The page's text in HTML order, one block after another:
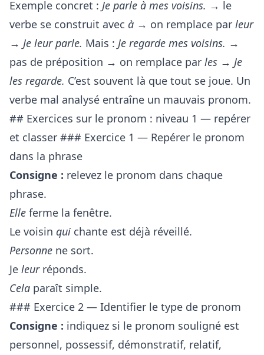
Exemple concret : Je parle à mes voisins. → le
verbe se construit avec à → on remplace par leur
→ Je leur parle. Mais : Je regarde mes voisins. →
pas de préposition → on remplace par les → Je
les regarde. C’est souvent là que tout se joue. Un
verbe mal analysé entraîne un mauvais pronom.
## Exercices sur le pronom : niveau 1 — repérer
et classer ### Exercice 1 — Repérer le pronom
dans la phrase
Consigne : relevez le pronom dans chaque
phrase.
Elle ferme la fenêtre.
Le voisin qui chante est déjà réveillé.
Personne ne sort.
Je leurréponds.
Cela paraît simple.
### Exercice 2 — Identifier le type de pronom
Consigne : indiquez si le pronom souligné est
personnel, possessif, démonstratif, relatif,